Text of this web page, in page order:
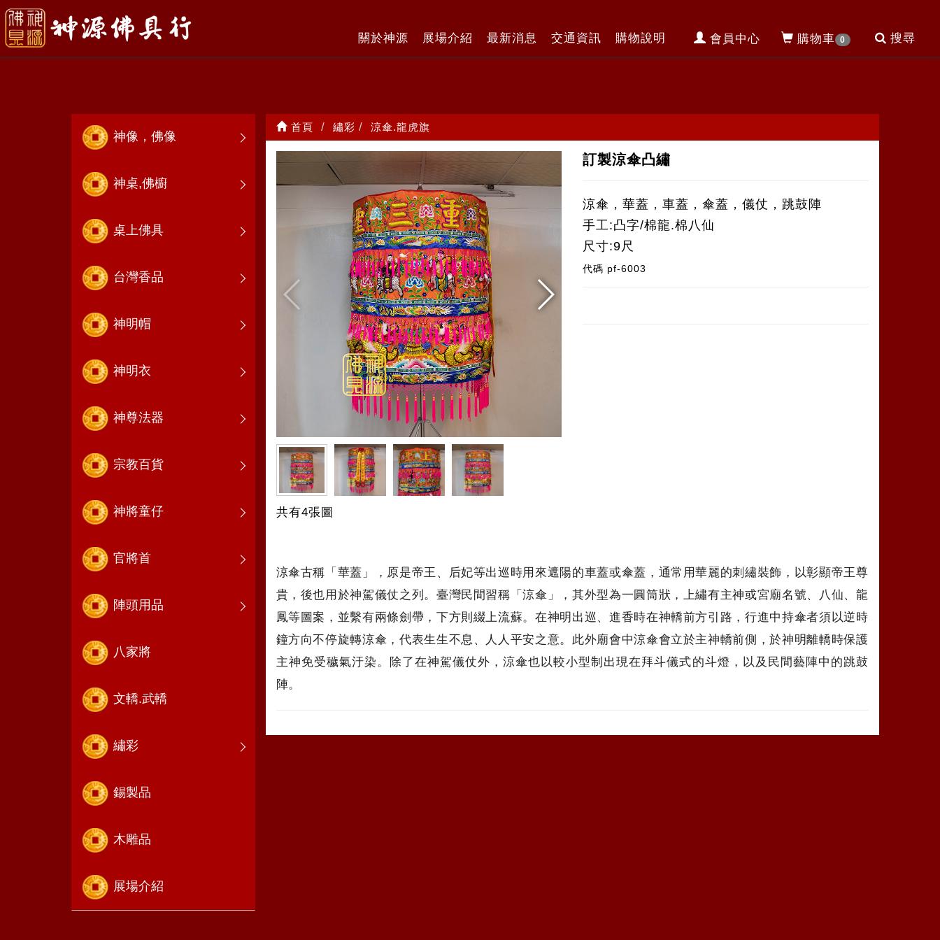
會員中心 購物車 0 搜尋
關於神源 展場介紹 最新消息 交通資訊 購物說明
涼傘.龍虎旗
神像，佛像
神桌,佛櫥
桌上佛具
台灣香品
神明帽
神明衣
神尊法器
宗教百貨
神將童仔
官將首
陣頭用品
八家將
文轎.武轎
繡彩
錫製品
木雕品
展場介紹
首頁 繡彩 涼傘.龍虎旗
共有4張圖
訂製涼傘凸繡
涼傘，華蓋，車蓋，傘蓋，儀仗，跳鼓陣
手工:凸字/棉龍.棉八仙
尺寸:9尺
代碼 pf-6003
涼傘古稱「華蓋」，原是帝王、后妃等出巡時用來遮陽的車蓋或傘蓋，通常用華麗的刺繡裝飾，以彰顯帝王尊
貴，後也用於神駕儀仗之列。臺灣民間習稱「涼傘」，其外型為一圓筒狀，上繡有主神或宮廟名號、八仙、龍
鳳等圖案，並繫有兩條劍帶，下方則綴上流蘇。在神明出巡、進香時在神轎前方引路，行進中持傘者須以逆時
鐘方向不停旋轉涼傘，代表生生不息、人人平安之意。此外廟會中涼傘會立於主神轎前側，於神明離轎時保護
主神免受穢氣汙染。除了在神駕儀仗外，涼傘也以較小型制出現在拜斗儀式的斗燈，以及民間藝陣中的跳鼓
陣。